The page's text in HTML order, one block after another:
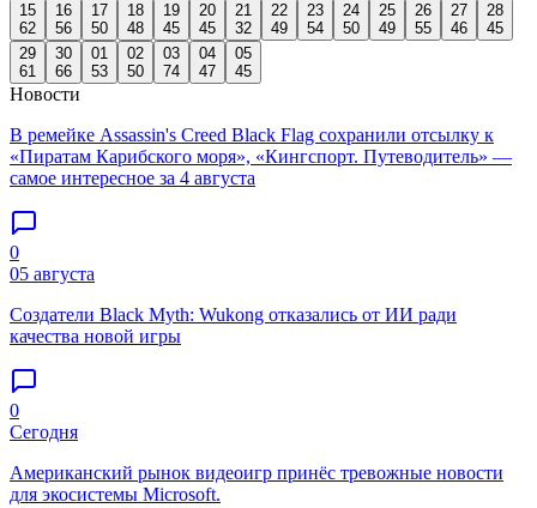
15
62
16
56
17
50
18
48
19
45
20
45
21
32
22
49
23
54
24
50
25
49
26
55
27
46
28
45
29
61
30
66
01
53
02
50
03
74
04
47
05
45
Новости
В ремейке Assassin's Creed Black Flag сохранили отсылку к
«Пиратам Карибского моря», «Кингспорт. Путеводитель» —
самое интересное за 4 августа
0
05 августа
Создатели Black Myth: Wukong отказались от ИИ ради
качества новой игры
0
Сегодня
Американский рынок видеоигр принёс тревожные новости
для экосистемы Microsoft.